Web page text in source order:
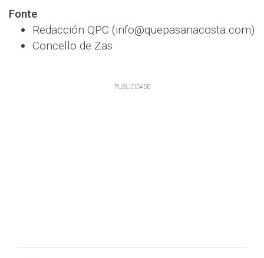
Fonte
Redacción QPC (info@quepasanacosta.com)
Concello de Zas